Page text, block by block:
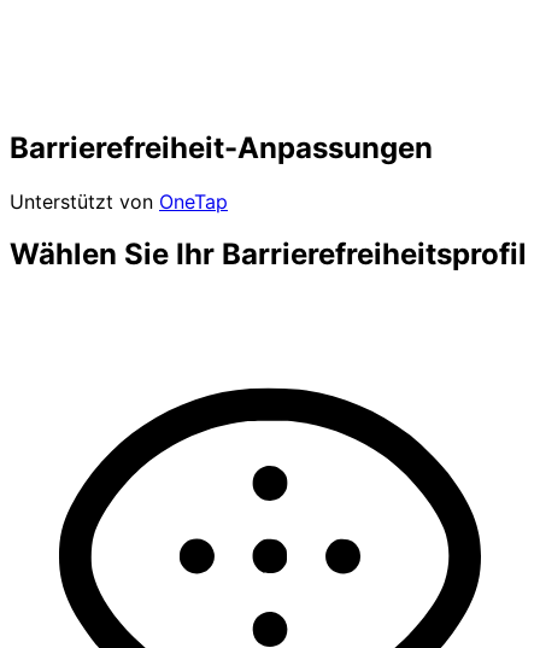
Barrierefreiheit-Anpassungen
Unterstützt von OneTap
Wählen Sie Ihr Barrierefreiheitsprofil